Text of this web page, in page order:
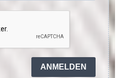
ANMELDEN